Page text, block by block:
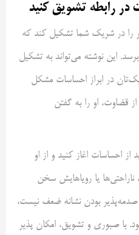
را در شریک شما تشکیل کند که
این نوشته می‌تواند به تشکیل
در ابراز احساسات مشکل
قضاوت، او را به گفتن
احساسات اغاز کنید و از او
ناراحتی‌ها یا رویاهایش سخن
صدمه‌پذیر بودن نشانه ضعف نیست،
با صبوری و تشویق، امکان پذیر